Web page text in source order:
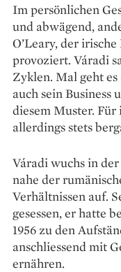
Im persönlichen
und abwägend,
O’Leary, der
provoziert. Váradi
Zyklen. Mal geht
auch sein
diesem Muster. Für
allerdings stets
Váradi wuchs in
nahe der
Verhältnissen auf.
gesessen, er hatte
1956 zu den
anschliessend mit
ernähren.